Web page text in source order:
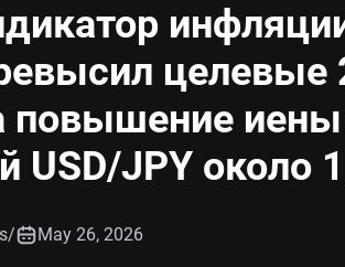
целевые
повышение
USD/JPY около
/ May 26, 2026